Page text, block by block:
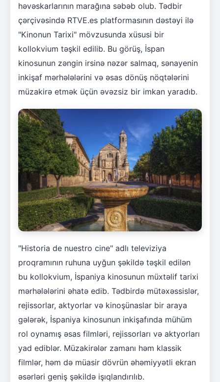
həvəskarlarının marağına səbəb olub. Tədbir
çərçivəsində RTVE.es platformasının dəstəyi ilə
"Kinonun Tarixi" mövzusunda xüsusi bir
kollokvium təşkil edilib. Bu görüş, İspan
kinosunun zəngin irsinə nəzər salmaq, sənayenin
inkişaf mərhələlərini və əsas dönüş nöqtələrini
müzakirə etmək üçün əvəzsiz bir imkan yaradıb.
"Historia de nuestro cine" adlı televiziya
proqramının ruhuna uyğun şəkildə təşkil edilən
bu kollokvium, İspaniya kinosunun müxtəlif tarixi
mərhələlərini əhatə edib. Tədbirdə mütəxəssislər,
rejissorlar, aktyorlar və kinoşünaslar bir araya
gələrək, İspaniya kinosunun inkişafında mühüm
rol oynamış əsas filmləri, rejissorları və aktyorları
yad ediblər. Müzakirələr zamanı həm klassik
filmlər, həm də müasir dövrün əhəmiyyətli ekran
əsərləri geniş şəkildə işıqlandırılıb.